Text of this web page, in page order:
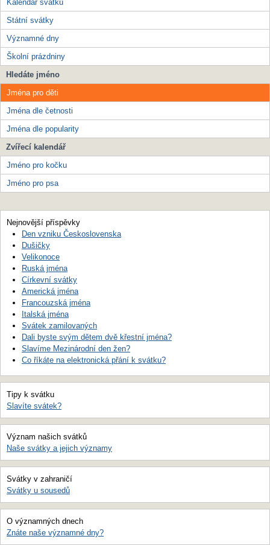
Kalendář svátků
Státní svátky
Významné dny
Školní prázdniny
Hledáte jméno
Jména pro děti
Jména dle četnosti
Jména dle popularity
Zvířecí kalendář
Jméno pro kočku
Jméno pro psa
Nejnovější příspěvky
Den vzniku Československa
Dušičky
Velikonoce
Ruská jména
Církevní svátky
Americká jména
Francouzská jména
Italská jména
Svátek zamilovaných
Dali byste svým dětem dvě křestní jména?
Slavíme Mezinárodní den žen?
Co říkáte na elektronická přání k svátku?
Tipy k svátku
Slavíte svátek?
Význam našich svátků
Naše svátky a jejich významy
Svátky v zahraničí
Svátky u sousedů
O významných dnech
Znáte naše významné dny?